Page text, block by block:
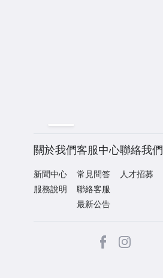
關於我們
新聞中心
服務說明
客服中心
常見問答
聯絡客服
最新公告
聯絡我們
人才招募
facebook